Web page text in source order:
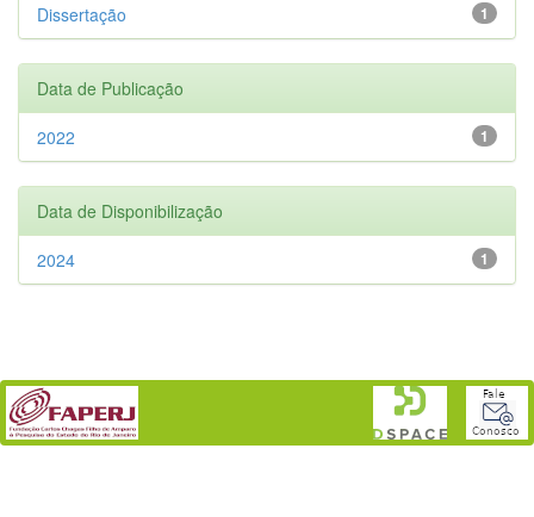
1
Dissertação
Data de Publicação
1
2022
Data de Disponibilização
1
2024